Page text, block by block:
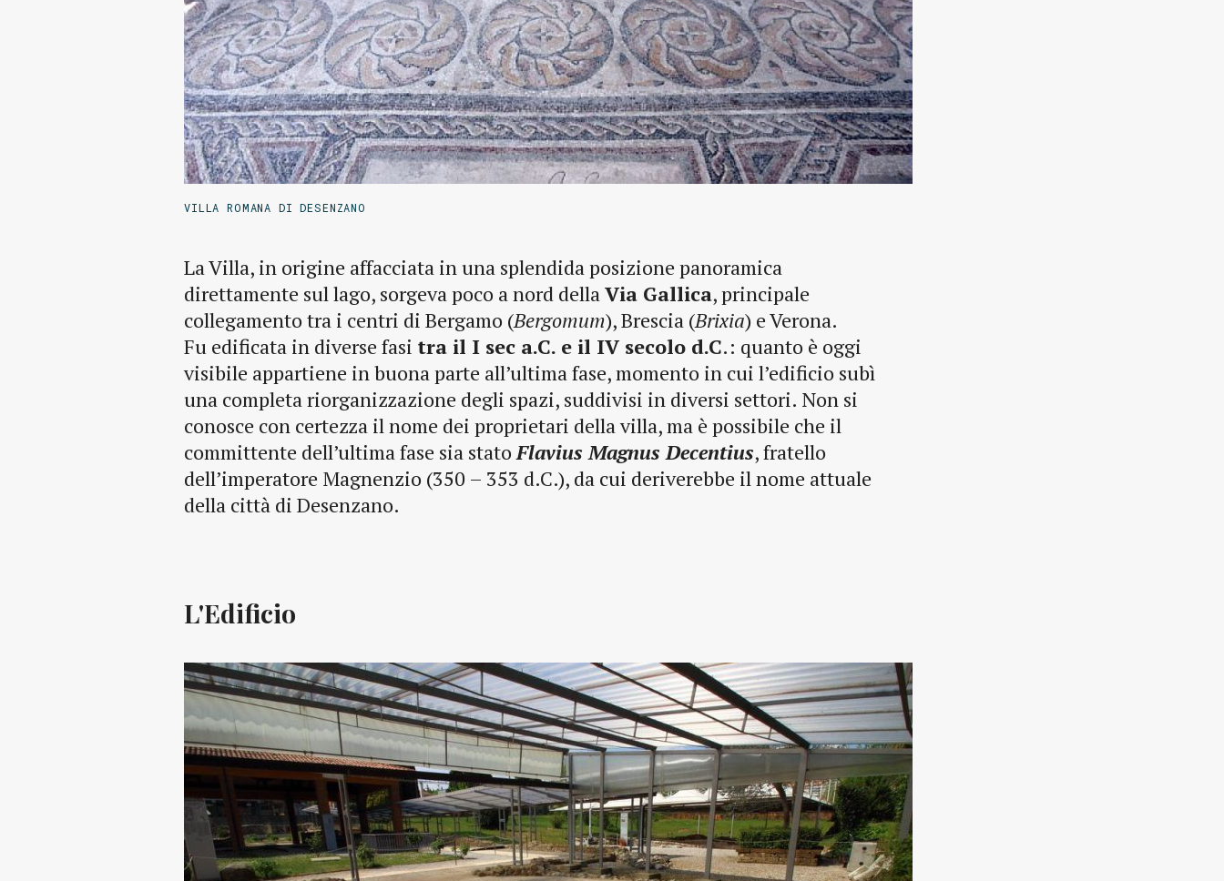
VILLA ROMANA DI DESENZANO
La Villa, in origine affacciata in una splendida posizione panoramica
direttamente sul lago, sorgeva poco a nord dellaVia Gallica, principale
collegamento tra i centri di Bergamo (Bergomum), Brescia (Brixia) e Verona.
Fu edificata in diverse fasi tra il I sec a.C. e il IV secolo d.C.: quanto è oggi
visibile appartiene in buona parte all’ultima fase, momento in cui l’edificio subì
una completa riorganizzazione degli spazi, suddivisi in diversi settori. Non si
conosce con certezza il nome dei proprietari della villa, ma è possibile che il
committente dell’ultima fase sia statoFlavius Magnus Decentius, fratello
dell’imperatore Magnenzio (350 – 353 d.C.), da cui deriverebbe il nome attuale
della città di Desenzano.
L'Edificio